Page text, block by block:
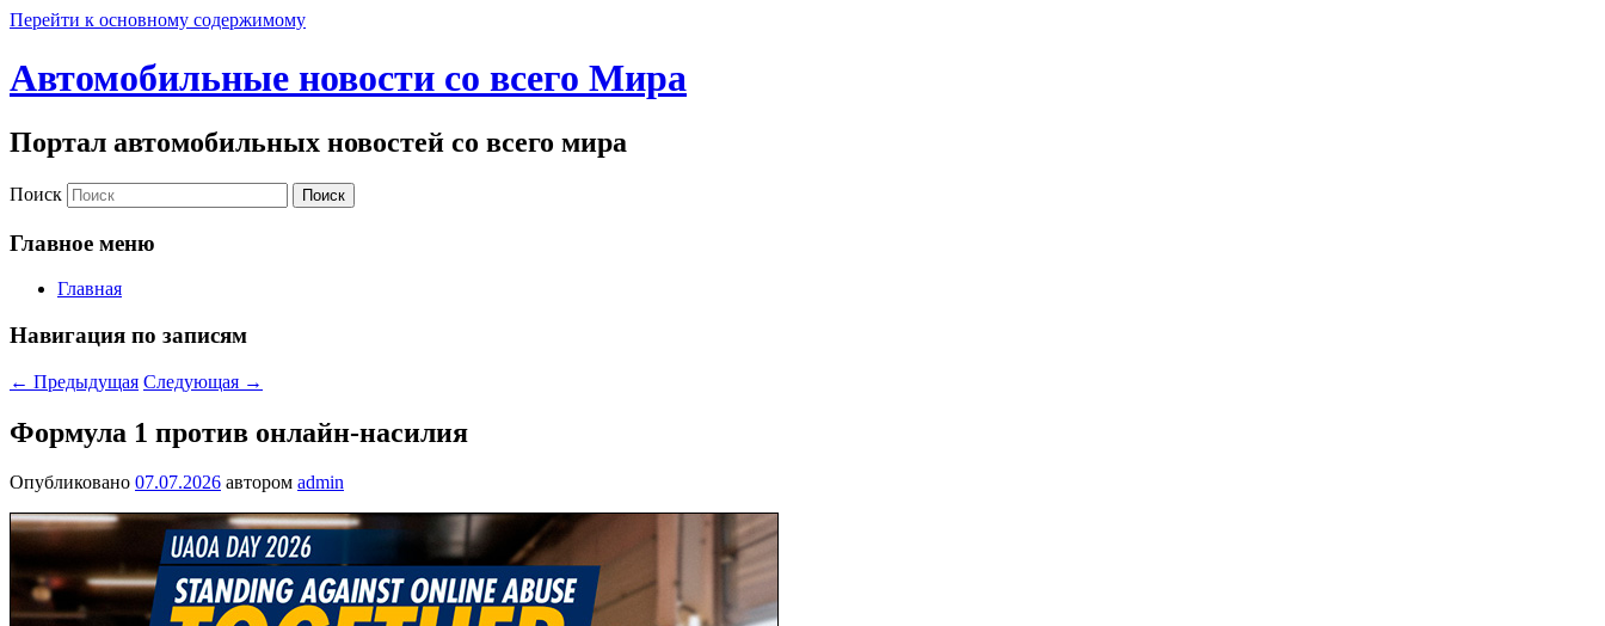
Перейти к основному содержимому
Автомобильные новости со всего Мира
Портал автомобильных новостей со всего мира
Поиск
Главное меню
Главная
Навигация по записям
← Предыдущая Следующая →
Формула 1 против онлайн-насилия
Опубликовано 07.07.2026 автором admin